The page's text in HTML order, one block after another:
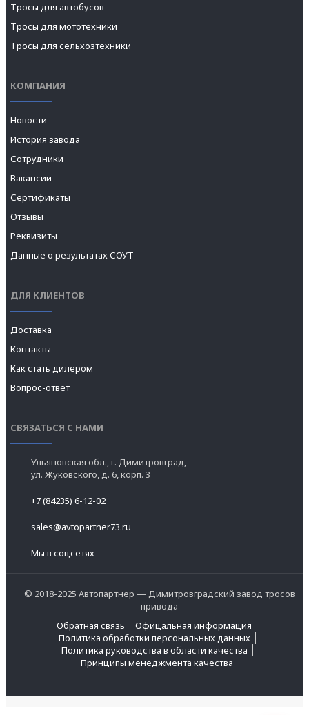
Тросы для автобусов
Тросы для мототехники
Тросы для сельхозтехники
КОМПАНИЯ
Новости
История завода
Сотрудники
Вакансии
Сертификаты
Отзывы
Реквизиты
Данные о результатах СОУТ
ДЛЯ КЛИЕНТОВ
Доставка
Контакты
Как стать дилером
Вопрос-ответ
СВЯЗАТЬСЯ С НАМИ
Ульяновская обл., г. Димитровград,
ул. Жуковского, д. 6, корп. 3
+7 (84235) 6-12-02
sales@avtopartner73.ru
Мы в соцсетях
© 2018-2025 Автопартнер — Димитровградский завод тросов
привода
Обратная связь
Офицальная информация
Политика обработки персональных данных
Политика руководства в области качества
Принципы менеджмента качества